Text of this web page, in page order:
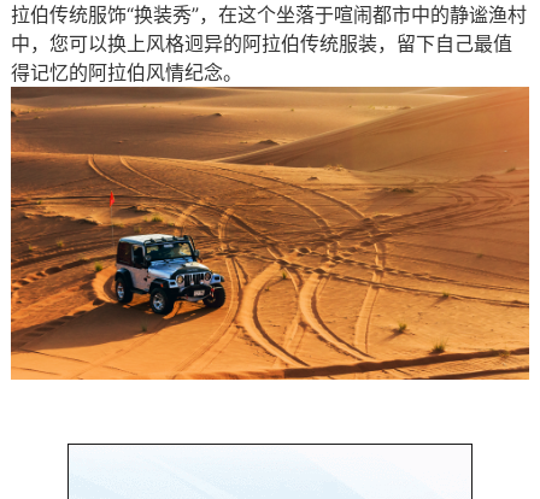
拉伯传统服饰“换装秀”，在这个坐落于喧闹都市中的静谧渔村
中，您可以换上风格迥异的阿拉伯传统服装，留下自己最值
得记忆的阿拉伯风情纪念。